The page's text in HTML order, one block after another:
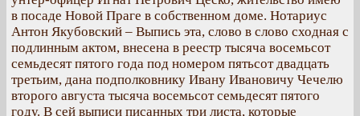
в посаде Новой Праге в собственном доме. Нотариус
Антон Якубовский – Выпись эта, слово в слово сходная с
подлинным актом, внесена в реестр тысяча восемьсот
семьдесят пятого года под номером пятьсот двадцать
третьим, дана подполковнику Ивану Ивановичу Чечелю
второго августа тысяча восемьсот семьдесят пятого
году. В сей выписи писанных три листа, которые